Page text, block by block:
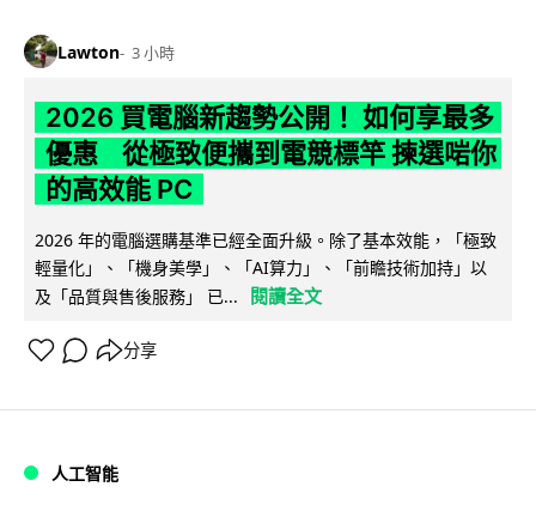
Lawton 3 小時
2026 買電腦新趨勢公開！ 如何享最多
優惠 從極致便攜到電競標竿 揀選啱你
的高效能 PC
2026 年的電腦選購基準已經全面升級。除了基本效能，「極致
輕量化」、「機身美學」、「AI算力」、「前瞻技術加持」以
及「品質與售後服務」 已...
閱讀全文
分享
人工智能